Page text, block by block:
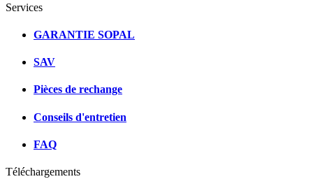
Services
GARANTIE SOPAL
SAV
Pièces de rechange
Conseils d'entretien
FAQ
Téléchargements